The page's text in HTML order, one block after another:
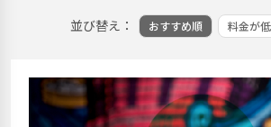
並び替え： おすすめ順 料金が